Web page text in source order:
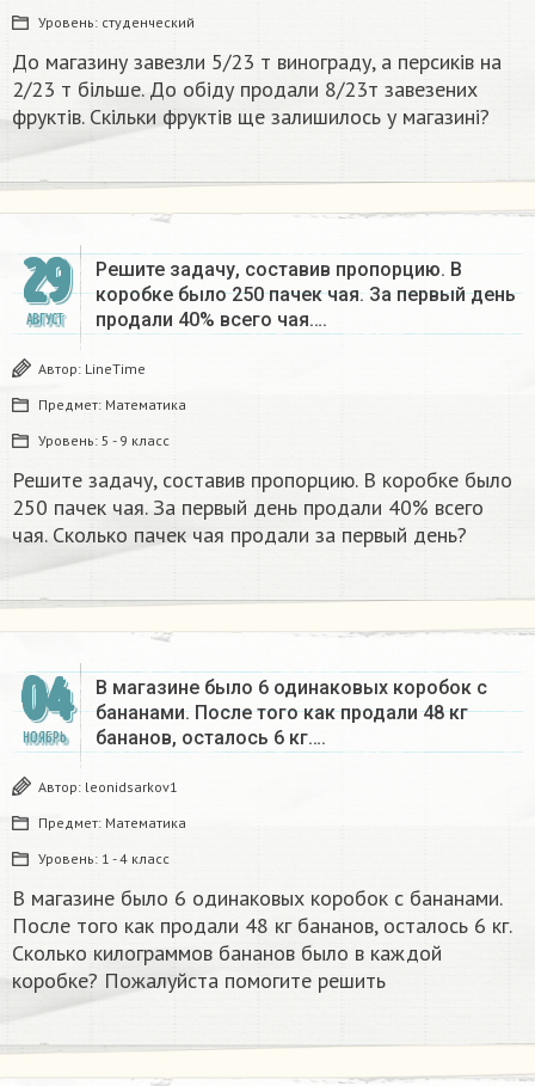
Уровень: студенческий
До магазину завезли 5/23 т винограду, а персиків на
2/23 т більше. До обіду продали 8/23т завезених
фруктів. Скільки фруктів ще залишилось у магазині?
29
АВГУСТ
Решите задачу, составив пропорцию. В
коробке было 250 пачек чая. За первый день
продали 40% всего чая….
Автор: LineTime
Предмет: Математика
Уровень: 5 - 9 класс
Решите задачу, составив пропорцию. В коробке было
250 пачек чая. За первый день продали 40% всего
чая. Сколько пачек чая продали за первый день?
04
НОЯБРЬ
В магазине было 6 одинаковых коробок с
бананами. После того как продали 48 кг
бананов, осталось 6 кг….
Автор: leonidsarkov1
Предмет: Математика
Уровень: 1 - 4 класс
В магазине было 6 одинаковых коробок с бананами.
После того как продали 48 кг бананов, осталось 6 кг.
Сколько килограммов бананов было в каждой
коробке? Пожалуйста помогите решить